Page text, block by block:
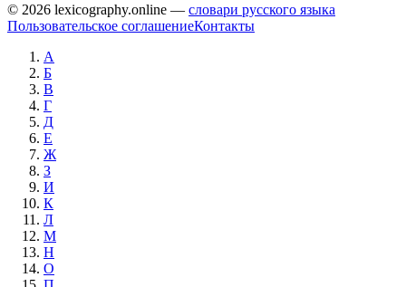
© 2026 lexicography.online — словари русского языка
Пользовательское соглашениеКонтакты
А
Б
В
Г
Д
Е
Ж
З
И
К
Л
М
Н
О